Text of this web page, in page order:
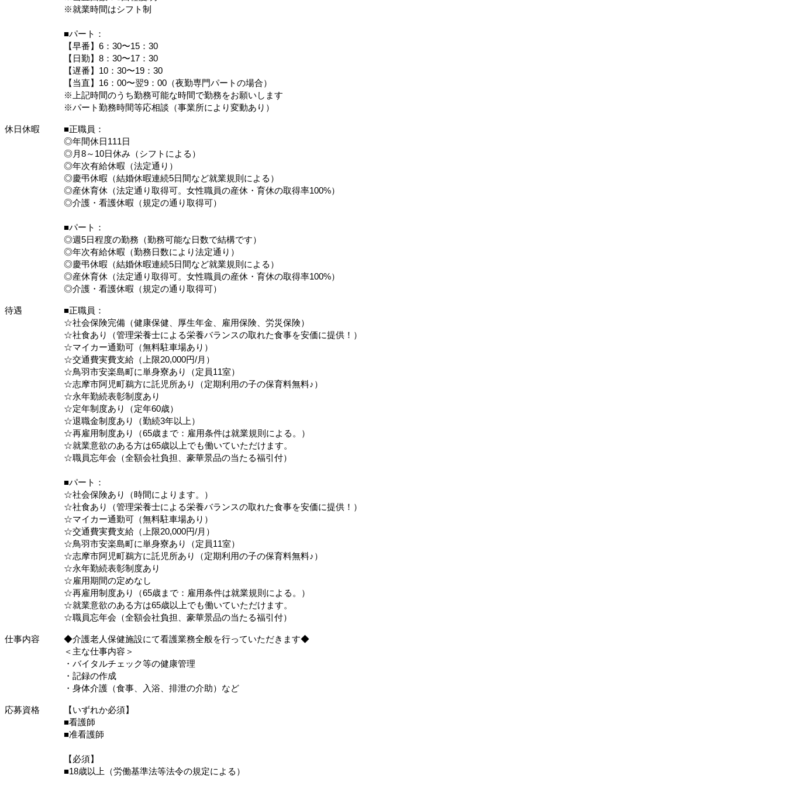
※就業時間はシフト制
■パート：
【早番】6：30〜15：30
【日勤】8：30〜17：30
【遅番】10：30〜19：30
【当直】16：00〜翌9：00（夜勤専門パートの場合）
※上記時間のうち勤務可能な時間で勤務をお願いします
※パート勤務時間等応相談（事業所により変動あり）
休日休暇
■正職員：
◎年間休日111日
◎月8～10日休み（シフトによる）
◎年次有給休暇（法定通り）
◎慶弔休暇（結婚休暇連続5日間など就業規則による）
◎産休育休（法定通り取得可。女性職員の産休・育休の取得率100%）
◎介護・看護休暇（規定の通り取得可）
■パート：
◎週5日程度の勤務（勤務可能な日数で結構です）
◎年次有給休暇（勤務日数により法定通り）
◎慶弔休暇（結婚休暇連続5日間など就業規則による）
◎産休育休（法定通り取得可。女性職員の産休・育休の取得率100%）
◎介護・看護休暇（規定の通り取得可）
待遇
■正職員：
☆社会保険完備（健康保健、厚生年金、雇用保険、労災保険）
☆社食あり（管理栄養士による栄養バランスの取れた食事を安価に提供！）
☆マイカー通勤可（無料駐車場あり）
☆交通費実費支給（上限20,000円/月）
☆鳥羽市安楽島町に単身寮あり（定員11室）
☆志摩市阿児町鵜方に託児所あり（定期利用の子の保育料無料♪）
☆永年勤続表彰制度あり
☆定年制度あり（定年60歳）
☆退職金制度あり（勤続3年以上）
☆再雇用制度あり（65歳まで：雇用条件は就業規則による。）
☆就業意欲のある方は65歳以上でも働いていただけます。
☆職員忘年会（全額会社負担、豪華景品の当たる福引付）
■パート：
☆社会保険あり（時間によります。）
☆社食あり（管理栄養士による栄養バランスの取れた食事を安価に提供！）
☆マイカー通勤可（無料駐車場あり）
☆交通費実費支給（上限20,000円/月）
☆鳥羽市安楽島町に単身寮あり（定員11室）
☆志摩市阿児町鵜方に託児所あり（定期利用の子の保育料無料♪）
☆永年勤続表彰制度あり
☆雇用期間の定めなし
☆再雇用制度あり（65歳まで：雇用条件は就業規則による。）
☆就業意欲のある方は65歳以上でも働いていただけます。
☆職員忘年会（全額会社負担、豪華景品の当たる福引付）
仕事内容
◆介護老人保健施設にて看護業務全般を行っていただきます◆
＜主な仕事内容＞
・バイタルチェック等の健康管理
・記録の作成
・身体介護（食事、入浴、排泄の介助）など
応募資格
【いずれか必須】
■看護師
■准看護師
【必須】
■18歳以上（労働基準法等法令の規定による）